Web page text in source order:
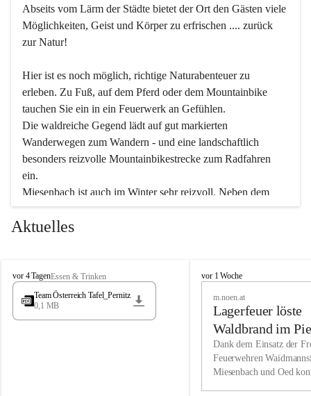
Abseits vom Lärm der Städte bietet der Ort den Gästen viele
Möglichkeiten, Geist und Körper zu erfrischen .... zurück
zur Natur!
Hier ist es noch möglich, richtige Naturabenteuer zu
erleben. Zu Fuß, auf dem Pferd oder dem Mountainbike
tauchen Sie ein in ein Feuerwerk an Gefühlen.
Die waldreiche Gegend lädt auf gut markierten
Wanderwegen zum Wandern - und eine landschaftlich
besonders reizvolle Mountainbikestrecke zum Radfahren
ein.
Miesenbach ist auch im Winter sehr reizvoll. Neben dem
Eisstockschießen gibt es auf dem nahe gelegenen Unterberg
wunderschöne Naturschneepisten, die zum Schifahren oder
vielfältige Angebot unserer Kulturvereine.
Überzeugen Sie sich selbst, dass Sie in Miesenbach sowie
in den Beherbergungsbetrieben, Gaststätten und urigen
Wir kennen Miesenbach als lebens- und liebenswerten Ort.
Tradition und Innovation werden ebenso groß geschrieben
Aktuelles
M
i
s
vor 4 TagenEssen & Trinken
Team Österreich Tafel_Pernitz
0,1 MB
M
h
vor 1 Woche
m.noen.at
Lagerfeuer löste
Waldbrand im
aus
Dank dem Einsatz der
Feuerwehren
Miesenbach und Oed